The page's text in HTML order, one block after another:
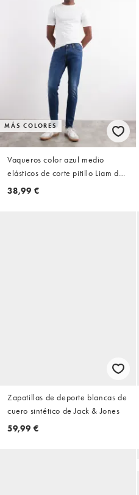
MÁS COLORES
Vaqueros color azul medio
elásticos de corte pitillo Liam de
Jack & Jones Intelligence
38,99 €
Zapatillas de deporte blancas de
cuero sintético de Jack & Jones
59,99 €